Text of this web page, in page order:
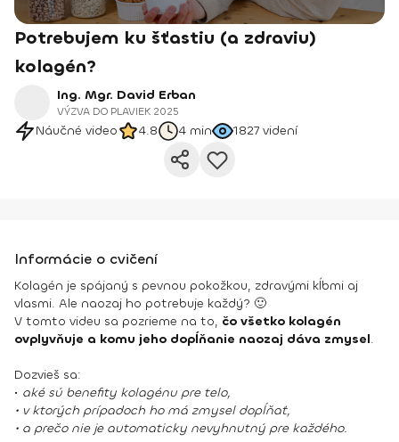
Potrebujem ku šťastiu (a zdraviu)
kolagén?
Ing. Mgr. David Erban
VÝZVA DO PLAVIEK 2025
Náučné video 4.8 4 min 1827 videní
Informácie o cvičení
Kolagén je spájaný s pevnou pokožkou, zdravými kĺbmi aj
vlasmi. Ale naozaj ho potrebuje každý? 🙂
V tomto videu sa pozrieme na to, čo všetko kolagén
ovplyvňuje a komu jeho dopĺňanie naozaj dáva zmysel.
Dozvieš sa:
• aké sú benefity kolagénu pre telo,
• v ktorých prípadoch ho má zmysel dopĺňať,
• a prečo nie je automaticky nevyhnutný pre každého.